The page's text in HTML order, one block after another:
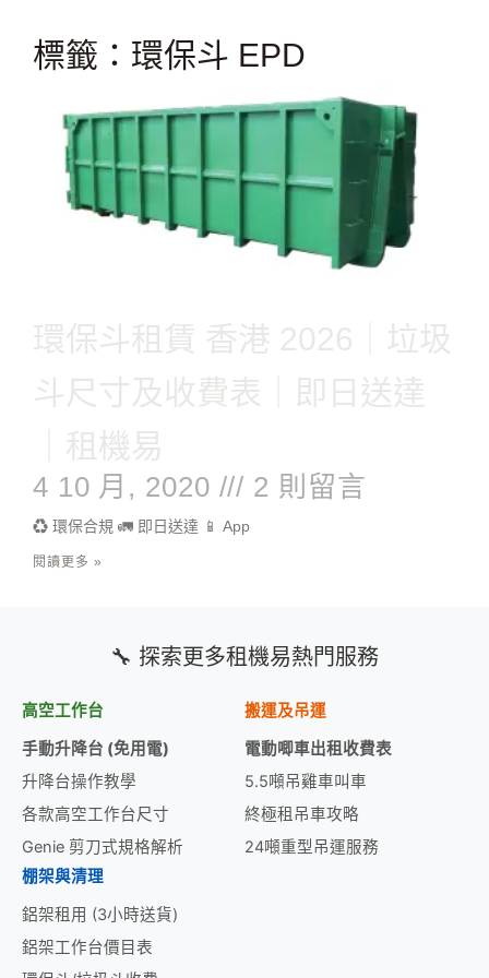
標籤：環保斗 EPD
環保斗租賃 香港 2026｜垃圾
斗尺寸及收費表｜即日送達
｜租機易
4 10 月, 2020 2 則留言
♻️ 環保合規 🚛 即日送達 📱 App
閱讀更多 »
🔧 探索更多租機易熱門服務
高空工作台
手動升降台 (免用電)
升降台操作教學
各款高空工作台尺寸
Genie 剪刀式規格解析
搬運及吊運
電動唧車出租收費表
5.5噸吊雞車叫車
終極租吊車攻略
24噸重型吊運服務
棚架與清理
鋁架租用 (3小時送貨)
鋁架工作台價目表